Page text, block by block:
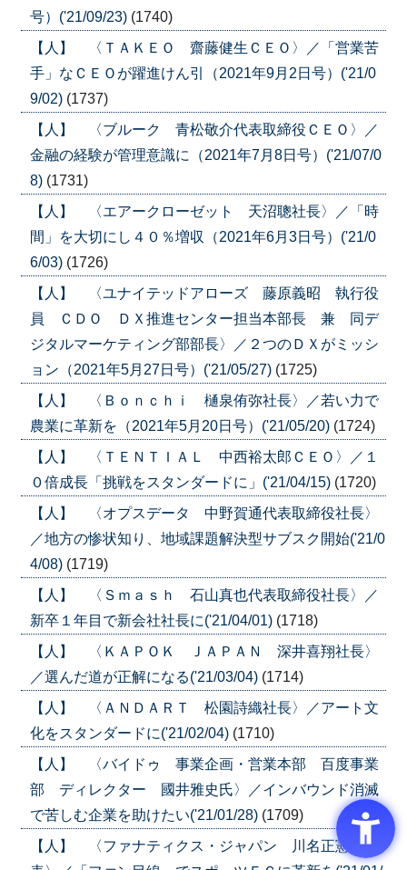
号）('21/09/23) (1740)
【人】 〈ＴＡＫＥＯ 齋藤健生ＣＥＯ〉／「営業苦
手」なＣＥＯが躍進けん引（2021年9月2日号）('21/0
9/02) (1737)
【人】 〈ブルーク 青松敬介代表取締役ＣＥＯ〉／
金融の経験が管理意識に（2021年7月8日号）('21/07/0
8) (1731)
【人】 〈エアークローゼット 天沼聰社長〉／「時
間」を大切にし４０％増収（2021年6月3日号）('21/0
6/03) (1726)
【人】 〈ユナイテッドアローズ 藤原義昭 執行役
員 ＣＤＯ ＤＸ推進センター担当本部長 兼 同デ
ジタルマーケティング部部長〉／２つのＤＸがミッシ
ョン（2021年5月27日号）('21/05/27) (1725)
【人】 〈Ｂｏｎｃｈｉ 樋泉侑弥社長〉／若い力で
農業に革新を（2021年5月20日号）('21/05/20) (1724)
【人】 〈ＴＥＮＴＩＡＬ 中西裕太郎ＣＥＯ〉／１
０倍成長「挑戦をスタンダードに」('21/04/15) (1720)
【人】 〈オプスデータ 中野賀通代表取締役社長〉
／地方の惨状知り、地域課題解決型サブスク開始('21/0
4/08) (1719)
【人】 〈Ｓｍａｓｈ 石山真也代表取締役社長〉／
新卒１年目で新会社社長に('21/04/01) (1718)
【人】 〈ＫＡＰＯＫ ＪＡＰＡＮ 深井喜翔社長〉
／選んだ道が正解になる('21/03/04) (1714)
【人】 〈ＡＮＤＡＲＴ 松園詩織社長〉／アート文
化をスタンダードに('21/02/04) (1710)
【人】 〈バイドゥ 事業企画・営業本部 百度事業
部 ディレクター 國井雅史氏〉／インバウンド消滅
で苦しむ企業を助けたい('21/01/28) (1709)
【人】 〈ファナティクス・ジャパン 川名正憲代